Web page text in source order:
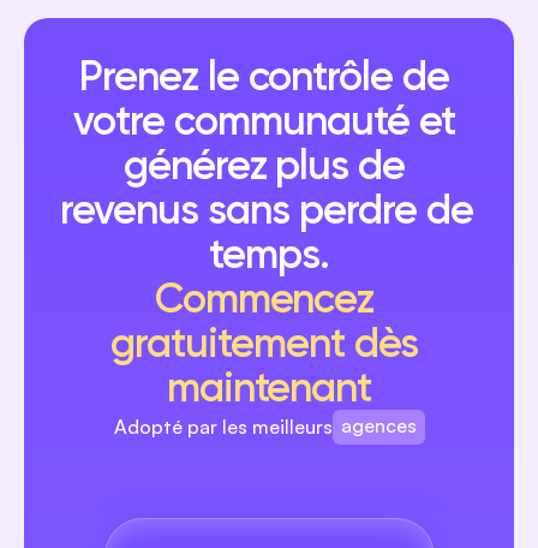
Prenez le contrôle de
votre communauté et
générez plus de
revenus sans perdre de
temps.
Commencez
gratuitement dès
maintenant
Adopté par les meilleurs
créateurs
agences